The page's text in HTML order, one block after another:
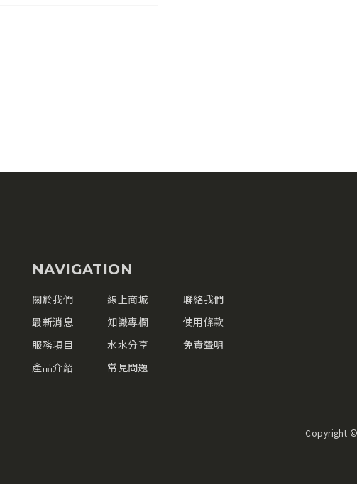
NAVIGATION
關於我們
最新消息
服務項目
產品介紹
線上商城
知識專欄
水水分享
常見問題
聯絡我們
使用條款
免責聲明
Copyright ©